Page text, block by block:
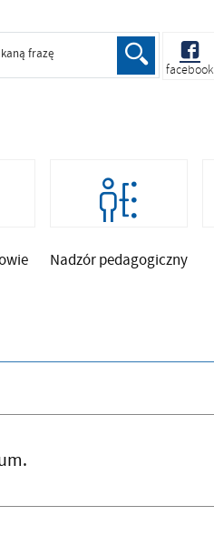
frazę
facebook
Nadzór pedagogiczny